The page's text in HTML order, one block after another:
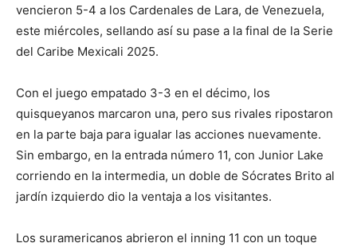
vencieron 5-4 a los Cardenales de Lara, de Venezuela,
este miércoles, sellando así su pase a la final de la Serie
del Caribe Mexicali 2025.
Con el juego empatado 3-3 en el décimo, los
quisqueyanos marcaron una, pero sus rivales ripostaron
en la parte baja para igualar las acciones nuevamente.
Sin embargo, en la entrada número 11, con Junior Lake
corriendo en la intermedia, un doble de Sócrates Brito al
jardín izquierdo dio la ventaja a los visitantes.
Los suramericanos abrieron el inning 11 con un toque